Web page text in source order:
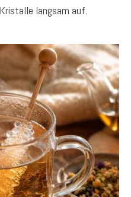
langsam auf.